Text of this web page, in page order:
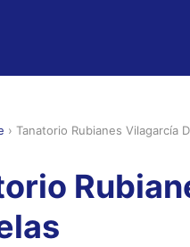
› Tanatorio Rubianes Vilagarcía